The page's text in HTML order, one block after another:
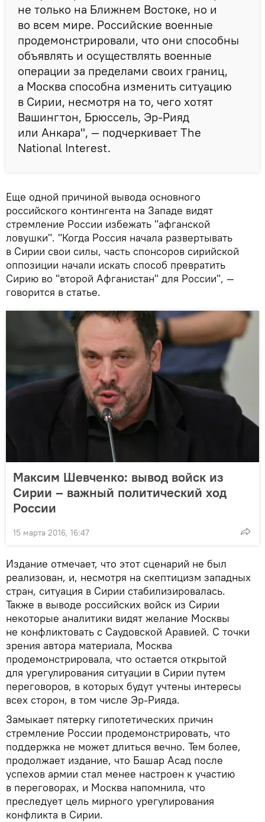
не только на Ближнем Востоке, но и
во всем мире. Российские военные
продемонстрировали, что они способны
объявлять и осуществлять военные
операции за пределами своих границ,
а Москва способна изменить ситуацию
в Сирии, несмотря на то, чего хотят
Вашингтон, Брюссель, Эр-Рияд
или Анкара", — подчеркивает The
National Interest.
Еще одной причиной вывода основного
российского контингента на Западе видят
стремление России избежать "афганской
ловушки". "Когда Россия начала развертывать
в Сирии свои силы, часть спонсоров сирийской
оппозиции начали искать способ превратить
Сирию во "второй Афганистан" для России", —
говорится в статье.
Максим Шевченко: вывод войск из
Сирии – важный политический ход
России
15 марта 2016, 16:47
Издание отмечает, что этот сценарий не был
реализован, и, несмотря на скептицизм западных
стран, ситуация в Сирии стабилизировалась.
Также в выводе российских войск из Сирии
некоторые аналитики видят желание Москвы
не конфликтовать с Саудовской Аравией. С точки
зрения автора материала, Москва
продемонстрировала, что остается открытой
для урегулирования ситуации в Сирии путем
переговоров, в которых будут учтены интересы
всех сторон, в том числе Эр-Рияда.
Замыкает пятерку гипотетических причин
стремление России продемонстрировать, что
поддержка не может длиться вечно. Тем более,
продолжает издание, что Башар Асад после
успехов армии стал менее настроен к участию
в переговорах, и Москва напомнила, что
преследует цель мирного урегулирования
конфликта в Сирии.